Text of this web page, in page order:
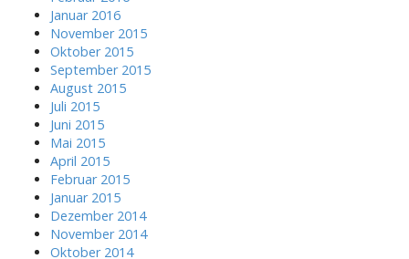
Januar 2016
November 2015
Oktober 2015
September 2015
August 2015
Juli 2015
Juni 2015
Mai 2015
April 2015
Februar 2015
Januar 2015
Dezember 2014
November 2014
Oktober 2014